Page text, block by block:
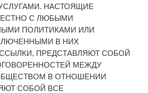
НАСТОЯЩИЕ
С ЛЮБЫМИ
ПОЛИТИКАМИ ИЛИ
В НИХ
ПРЕДСТАВЛЯЮТ СОБОЙ
МЕЖДУ
В ОТНОШЕНИИ
СОБОЙ ВСЕ